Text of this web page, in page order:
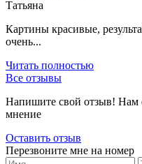
Татьяна
Картины красивые,
очень...
Читать полностью
Все отзывы
Напишите свой отзыв! Нам
мнение
Оставить отзыв
Перезвоните мне на номер